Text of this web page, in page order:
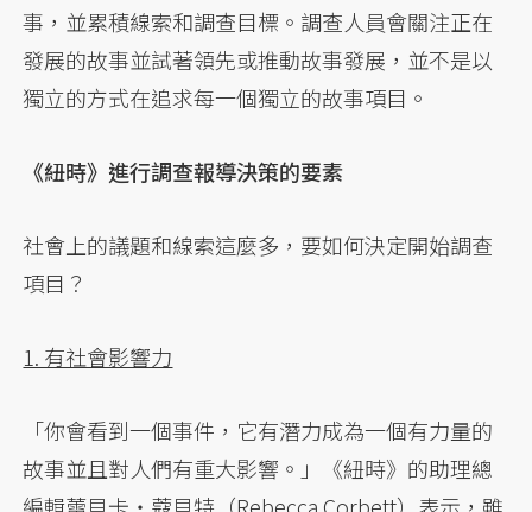
事，並累積線索和調查目標。調查人員會關注正在
發展的故事並試著領先或推動故事發展，並不是以
獨立的方式在追求每一個獨立的故事項目。
《紐時》進行調查報導決策的要素
社會上的議題和線索這麼多，要如何決定開始調查
項目？
1. 有社會影響力
「你會看到一個事件，它有潛力成為一個有力量的
故事並且對人們有重大影響。」《紐時》的助理總
編輯蕾貝卡・蔻貝特（Rebecca Corbett）表示，雖